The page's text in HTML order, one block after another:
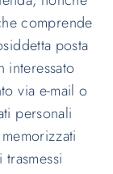
comprende
posta
interessato
via e-mail o
personali